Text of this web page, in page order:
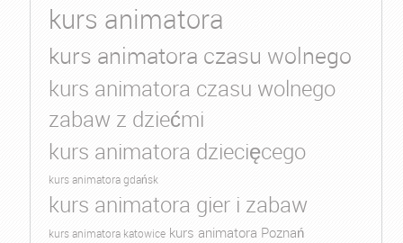
kurs animatora
kurs animatora czasu wolnego
kurs animatora czasu wolnego
zabaw z dziećmi
kurs animatora dziecięcego
kurs animatora gdańsk
kurs animatora gier i zabaw
kurs animatora katowice kurs animatora Poznań